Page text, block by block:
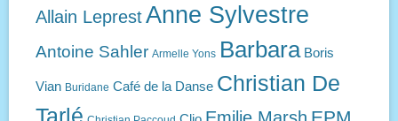
Allain LeprestAnne Sylvestre
Antoine Sahler Armelle Yons Barbara Boris
Vian Buridane Café de la Danse Christian De
Tarlé